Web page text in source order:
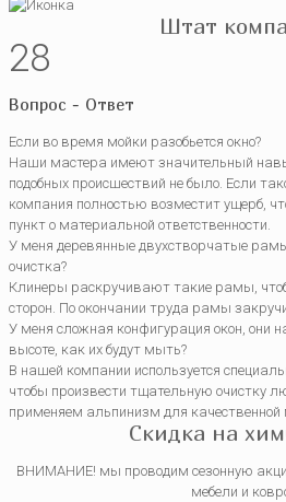
Штат
28
Вопрос - Ответ
Если во время мойки разобьется окно?
Наши мастера имеют значительный
подобных происшествий не было. Если
компания полностью возместит ущерб,
пункт о материальной ответственности.
У меня деревянные двухстворчатые
очистка?
Клинеры раскручивают такие рамы,
сторон. По окончании труда рамы
У меня сложная конфигурация окон, они
высоте, как их будут мыть?
В нашей компании используется
чтобы произвести тщательную очистку
применяем альпинизм для качественной
Скидка на
ВНИМАНИЕ! мы проводим сезонную
мебели и